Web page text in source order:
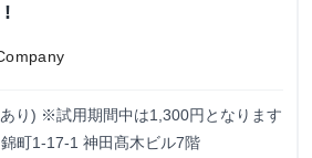
!
り) ※試用期間中は1,300円となります
町1-17-1 神田髙木ビル7階